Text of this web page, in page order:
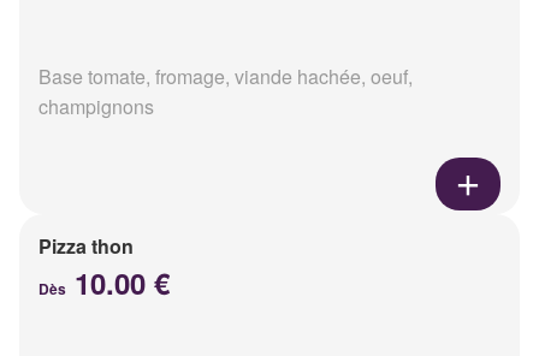
Base tomate, fromage, viande hachée, oeuf,
champignons
Pizza thon
Dès 10.00 €